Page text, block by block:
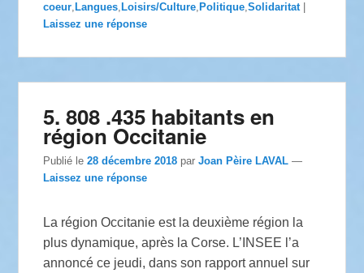
coeur, Langues, Loisirs/Culture, Politique,Solidaritat
Laissez une réponse
5. 808 .435 habitants en
région Occitanie
Publié le28 décembre 2018 parJoan Pèire LAVAL —
Laissez une réponse
La région Occitanie est la deuxième région la
plus dynamique, après la Corse. L’INSEE l’a
annoncé ce jeudi, dans son rapport annuel sur